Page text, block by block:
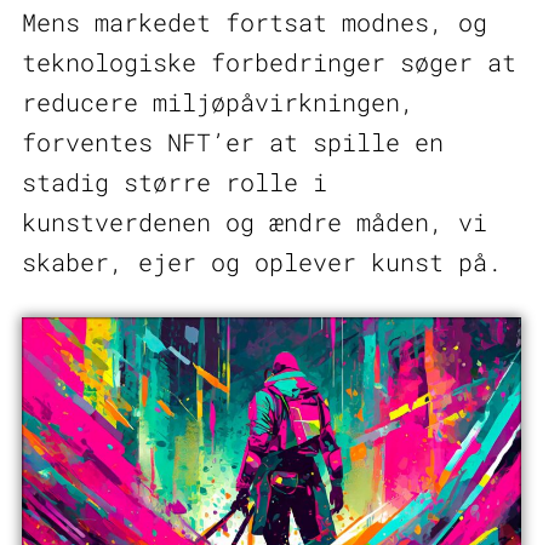
Mens markedet fortsat modnes, og
teknologiske forbedringer søger at
reducere miljøpåvirkningen,
forventes NFT’er at spille en
stadig større rolle i
kunstverdenen og ændre måden, vi
skaber, ejer og oplever kunst på.